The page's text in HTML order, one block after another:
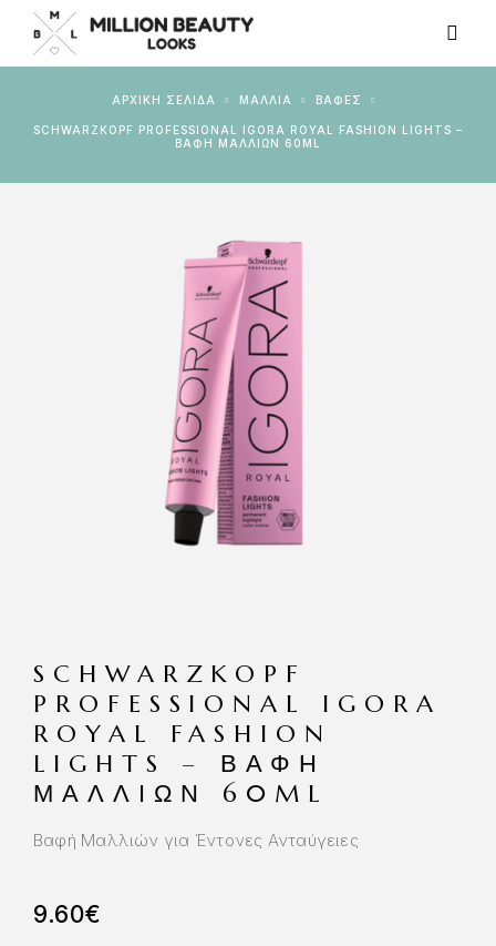
ΑΡΧΙΚΉ ΣΕΛΊΔΑ ΜΑΛΛΙΑ ΒΑΦΈΣ
SCHWARZKOPF PROFESSIONAL IGORA ROYAL FASHION LIGHTS –
ΒΑΦΉ ΜΑΛΛΙΏΝ 60ML
SCHWARZKOPF
PROFESSIONAL IGORA
ROYAL FASHION
LIGHTS – ΒΑΦΉ
ΜΑΛΛΙΏΝ 60ML
Βαφή Μαλλιών για Έντονες Ανταύγειες
9.60€